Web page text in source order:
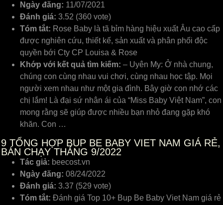
Ngày đăng: 11/07/2021
Đánh giá: 3.52 (360 vote)
Tóm tắt: Rose Baby là tã bỉm hàng hiệu xuất Âu cao cấp
được nghiên cứu, thiết kế, sản xuất và phân phối độc
quyền bới Cty CP Louisa & Rose
Khớp với kết quả tìm kiếm: – Uyên My: Ở nhà chung,
chúng con cùng nhau vui chơi, cùng nhau học tập. Mọi
người xem nhau như một gia đình. Bây giờ con nhớ các
chị lắm! Là đại sứ nhân ái của “Miss Baby Việt Nam”, con
mong rằng sẽ giúp được nhiều bạn nhỏ đang gặp khó
khăn. Con …
9 TỔNG HỢP BUP BE BABY VIET NAM GIÁ RẺ,
BÁN CHẠY THÁNG 9/2022
Tác giả: beecost.vn
Ngày đăng: 08/24/2022
Đánh giá: 3.37 (529 vote)
Tóm tắt: Đánh giá Top 10+ Bup Be Baby Viet Nam giá rẻ